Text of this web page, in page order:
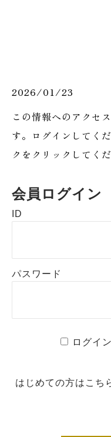
2026/01/23
この情報へのアクセ
す。ログインしてく
クをクリックしてくだ
会員ログイン
ID
パスワード
ログイ
はじめての方はこち